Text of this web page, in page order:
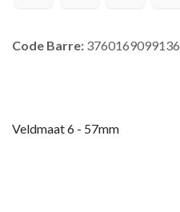
Code Barre: 3760169099136
Veldmaat 6 - 57mm